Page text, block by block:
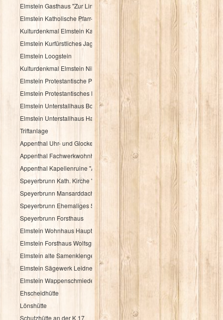
Elmstein Gasthaus "Zur Linde"
Elmstein Katholische Pfarr- und Wallfahrtskirche
Kulturdenkmal Elmstein Katholisches Pfarrhaus
Elmstein Kurfürstliches Jagdhaus
Elmstein Loogstein
Kulturdenkmal Elmstein Nibelungenheim
Elmstein Protestantische Pfarrkirche
Elmstein Protestantisches Pfarrhaus
Elmstein Unterstallhaus Bogengasse 1 und 5
Elmstein Unterstallhaus Hauptstraße 35
Triftanlage
Appenthal Uhr- und Glockentürmchen
Appenthal Fachwerkwohnhaus Talstraße 2
Appenthal Kapellenruine "Alter Turm"
Speyerbrunn Kath. Kirche "St. Wendelinus u. St. Hubertus"
Speyerbrunn Mansarddachbau
Speyerbrunn Ehemaliges Schulhaus
Speyerbrunn Forsthaus
Elmstein Wohnhaus Hauptstraße 48
Elmstein Forsthaus Wolfsgrube
Elmstein alte Samenklenge
Elmstein Sägewerk Leidner
Elmstein Wappenschmiede
Ehscheidhütte
Lönshütte
Schutzhütte an der K 17